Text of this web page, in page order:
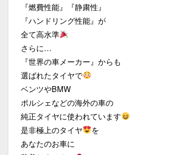
『燃費性能』『静粛性』
『ハンドリング性能』が
全て高水準
さらに…
『世界の車メーカー』からも
選ばれたタイヤで
ベンツやBMW
ポルシェなどの海外の車の
純正タイヤに使われています
是非極上のタイヤ
を
あなたのお車に